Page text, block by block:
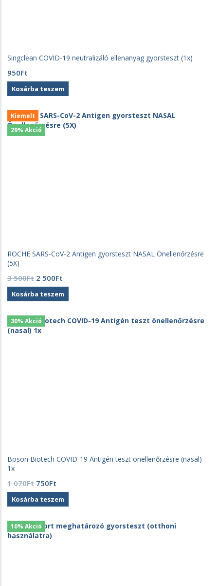
Singclean COVID-19 neutralizáló ellenanyag gyorsteszt (1x)
950Ft
Kosárba teszem
Kiemelt
29% Akció
ROCHE SARS-CoV-2 Antigen gyorsteszt NASAL Önellenőrzésre
(5X)
3 500Ft Original
price
was:
500Ft.
2 500Ft
price
is:
500Ft.
Kosárba teszem
30% Akció
Boson Biotech COVID-19 Antigén teszt önellenőrzésre (nasal)
1x
1 070Ft Original
price
was:
070Ft.
750Ft
price
is:
Kosárba teszem
10% Akció